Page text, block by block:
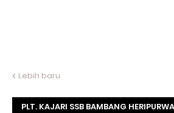
Lebih baru
PLT. KAJARI SSB BAMBANG